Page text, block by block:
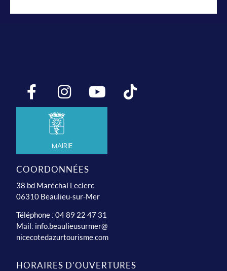
Mairie
COORDONNÉES
38 bd Maréchal Leclerc
06310 Beaulieu-sur-Mer
Téléphone : 04 89 22 47 31
Mail: info.beaulieusurmer@
nicecotedazurtourisme.com
HORAIRES D'OUVERTURES